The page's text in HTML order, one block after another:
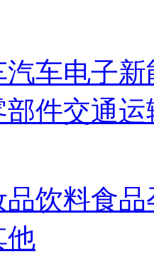
汽车电子新
部件交通
品饮料食品
他